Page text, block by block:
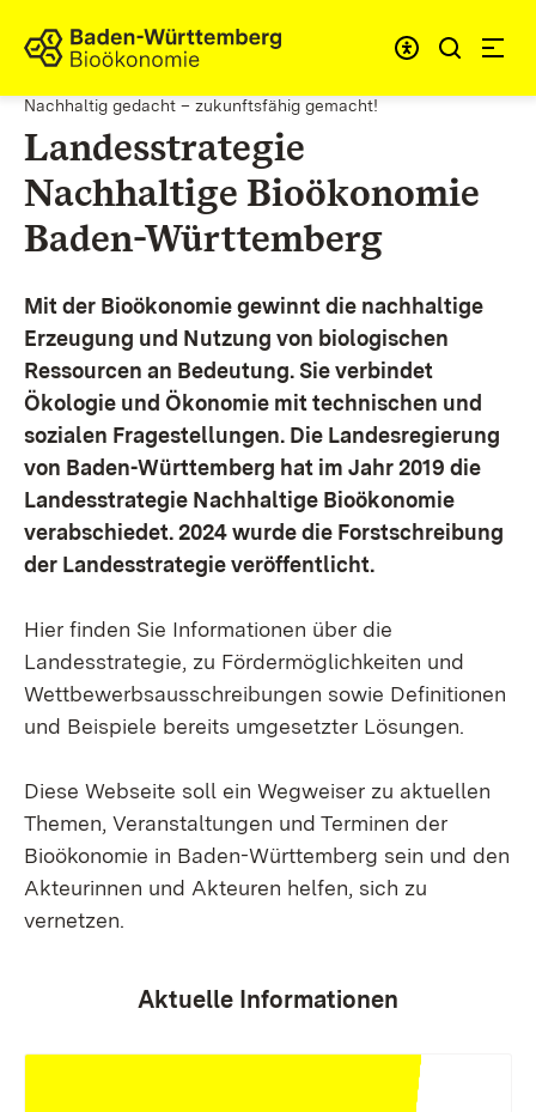
Zum Inhalt springen
Link zur Startseite
Nachhaltig gedacht – zukunftsfähig gemacht!
Landesstrategie
Nachhaltige Bioökonomie
Baden-Württemberg
Mit der Bioökonomie gewinnt die nachhaltige
Erzeugung und Nutzung von biologischen
Ressourcen an Bedeutung. Sie verbindet
Ökologie und Ökonomie mit technischen und
sozialen Fragestellungen. Die Landesregierung
von Baden-Württemberg hat im Jahr 2019 die
Landesstrategie Nachhaltige Bioökonomie
verabschiedet. 2024 wurde die Forstschreibung
der Landesstrategie veröffentlicht.
Hier finden Sie Informationen über die
Landesstrategie, zu Fördermöglichkeiten und
Wettbewerbsausschreibungen sowie Definitionen
und Beispiele bereits umgesetzter Lösungen.
Diese Webseite soll ein Wegweiser zu aktuellen
Themen, Veranstaltungen und Terminen der
Bioökonomie in Baden-Württemberg sein und den
Akteurinnen und Akteuren helfen, sich zu
vernetzen.
Aktuelle Informationen